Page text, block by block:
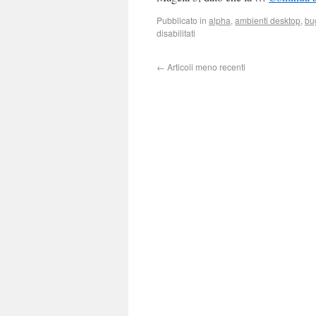
Pubblicato in alpha, ambienti desktop,
disabilitati
← Articoli meno recenti